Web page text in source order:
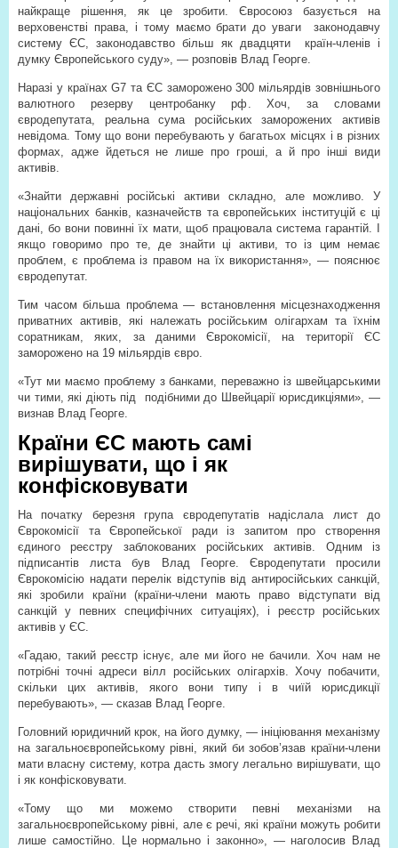
найкраще рішення, як це зробити. Євросоюз базується на
верховенстві права, і тому маємо брати до уваги
законодавчу
систему ЄС, законодавство більш як двадцяти
країн-членів і
думку Європейського суду», — розповів Влад Георге.
Наразі у країнах G7 та ЄС заморожено 300 мільярдів зовнішнього
валютного резерву центробанку рф. Хоч, за словами
євродепутата, реальна сума російських заморожених активів
невідома. Тому що вони перебувають у багатьох місцях і в різних
формах, адже йдеться не лише про гроші, а й про інші види
активів.
«Знайти державні російські активи складно, але можливо. У
національних банків, казначейств та європейських інституцій є ці
дані, бо вони повинні їх мати, щоб працювала система гарантій. І
якщо говоримо про те, де знайти ці активи, то із цим немає
проблем, є проблема із правом на їх використання», — пояснює
євродепутат.
Тим часом більша проблема — встановлення місцезнаходження
приватних активів, які належать російським олігархам та їхнім
соратникам, яких, за даними Єврокомісії, на території ЄС
заморожено на 19 мільярдів євро.
«Тут ми маємо проблему з банками, переважно із швейцарськими
чи тими, які діють під
подібними до Швейцарії юрисдикціями», —
визнав Влад Георге.
Країни ЄС мають самі
вирішувати, що і як
конфісковувати
На початку березня група євродепутатів надіслала лист до
Єврокомісії та Європейської ради із запитом про створення
єдиного реєстру заблокованих російських активів. Одним із
підписантів листа був Влад Георге. Євродепутати просили
Єврокомісію надати перелік відступів від антиросійських санкцій,
які зробили країни (країни-члени мають право відступати від
санкцій у певних специфічних ситуаціях), і реєстр російських
активів у ЄС.
«Гадаю, такий реєстр існує, але ми його не бачили. Хоч нам не
потрібні точні адреси вілл російських олігархів. Хочу побачити,
скільки цих активів, якого вони типу і в чиїй юрисдикції
перебувають», — сказав Влад Георге.
Головний юридичний крок, на його думку, — ініціювання механізму
на загальноєвропейському рівні, який би зобов’язав країни-члени
мати власну систему, котра дасть змогу легально вирішувати, що
і як конфісковувати.
«Тому що ми можемо створити певні механізми на
загальноєвропейському рівні, але є речі, які країни можуть робити
лише самостійно. Це нормально і законно», — наголосив Влад